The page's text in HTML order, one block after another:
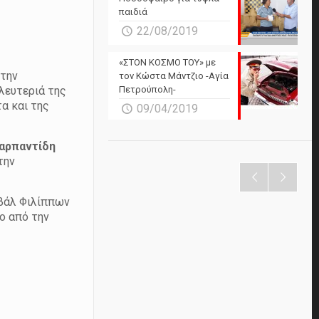
της
και της
Φιλίππων
από την
παιδιά
22/08/2019
«ΣΤΟΝ ΚΟΣΜΟ ΤΟΥ» με
τον Κώστα Μάντζιο -Αγία
Πετρούπολη-
09/04/2019